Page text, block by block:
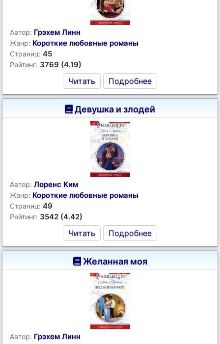
Автор: Грэхем Линн
Жанр: Короткие любовные романы
Страниц: 45
Рейтинг: 3769 (4.19)
Читать Подробнее
Девушка и злодей
Автор: Лоренс Ким
Жанр: Короткие любовные романы
Страниц: 49
Рейтинг: 3542 (4.42)
Читать Подробнее
Желанная моя
Автор: Грэхем Линн